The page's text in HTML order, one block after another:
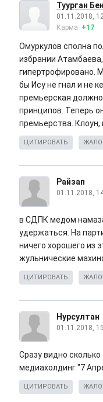
Туурган
01.11.2018,
Карма: +17
Омуркулов сполна
избрании
гипертрофировано.
бы Ису не гнал и не
премьерская
принципов. Теперь
премьерства. Клоун,
ЦИТИРОВАТЬ
Райзап
01.11.2018,
в СДПК медом
удержаться. На
ничего хорошего из
жульнические
ЦИТИРОВАТЬ
Нурсултан
01.11.2018,
Сразу видно
медиахолдинг "7
ЦИТИРОВАТЬ